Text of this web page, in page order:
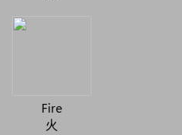
Fire
火